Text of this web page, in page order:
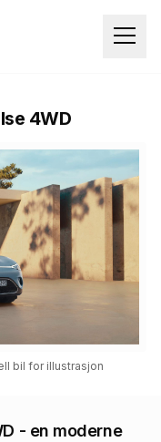
4WD
bil for illustrasjon
- en moderne